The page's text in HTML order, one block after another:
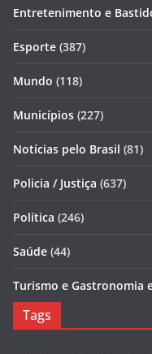
Entretenimento e
Esporte (387)
Mundo (118)
Municípios (227)
Notícias pelo Brasil (81)
Policia / Justiça (637)
Política (246)
Saúde (44)
Turismo e Gastronomia
Tags